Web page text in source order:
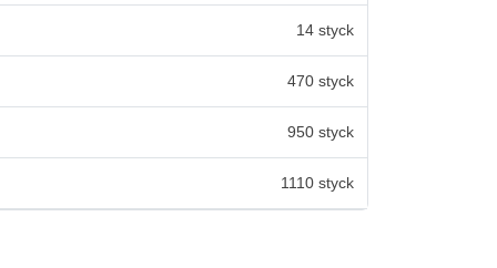
14 styck
470 styck
950 styck
1110 styck